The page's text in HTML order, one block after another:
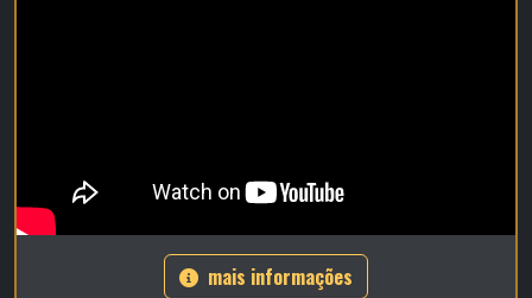
mais informações